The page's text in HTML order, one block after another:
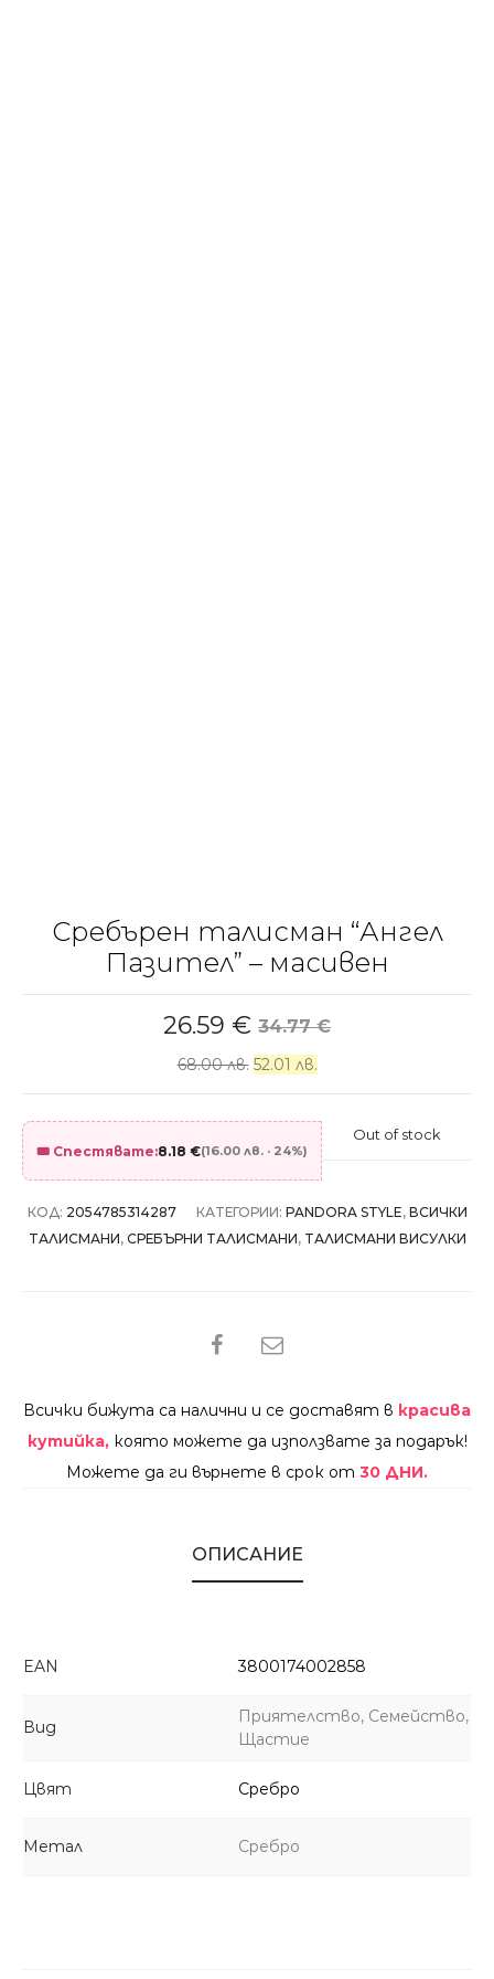
Сребърен талисман “Ангел
Пазител” – масивен
34.77€
26.59 €
68.00 лв. 52.01 лв.
🎟️ Спестявате:8.18 €(16.00 лв. · 24%)
Out of stock
КОД: 2054785314287 КАТЕГОРИИ: PANDORA STYLE, ВСИЧКИ
ТАЛИСМАНИ, СРЕБЪРНИ ТАЛИСМАНИ, ТАЛИСМАНИ ВИСУЛКИ
SHARE
Всички бижута са налични и се доставят в красива
кутийка, която можете да използвате за подарък!
Можете да ги върнете в срок от 30 ДНИ.
ОПИСАНИЕ
EAN 3800174002858
Вид
Приятелство, Семейство,
Щастие
Цвят Сребро
Метал Сребро